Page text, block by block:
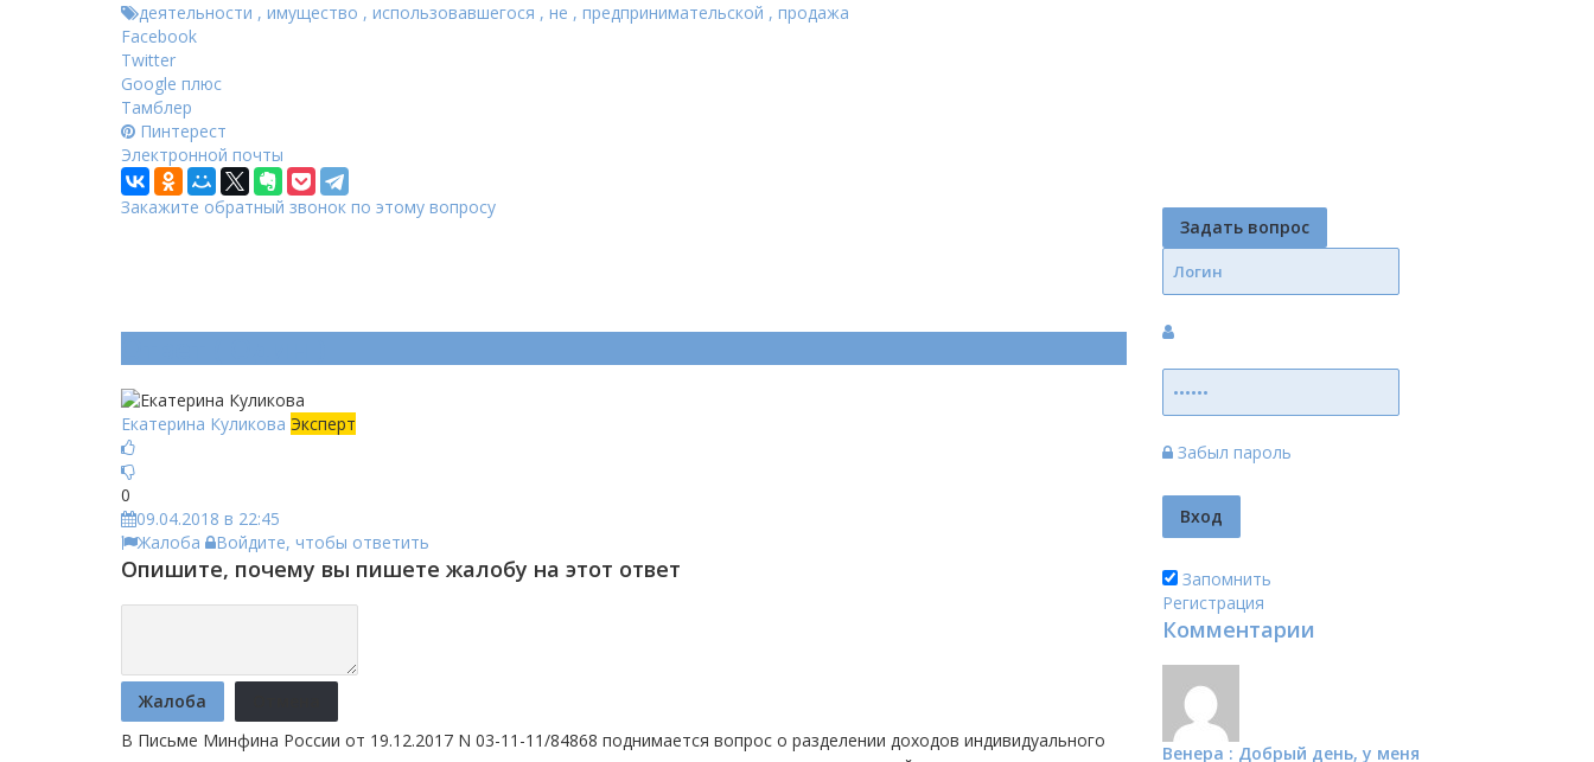
деятельности , имущество , использовавшегося , не , предпринимательской , продажа
Facebook
Twitter
Google плюс
Тамблер
Пинтерест
Электронной почты
Закажите обратный звонок по этому вопросу
Екатерина Куликова Эксперт
0
09.04.2018 в 22:45
Жалоба
Войдите, чтобы ответить
Опишите, почему вы пишете жалобу на этот ответ
Жалоба
В Письме Минфина России от 19.12.2017 N 03-11-11/84868 поднимается вопрос о разделении доходов индивидуального
Задать вопрос
Забыл пароль
Запомнить
Регистрация
Комментарии
Венера : Добрый день, у меня